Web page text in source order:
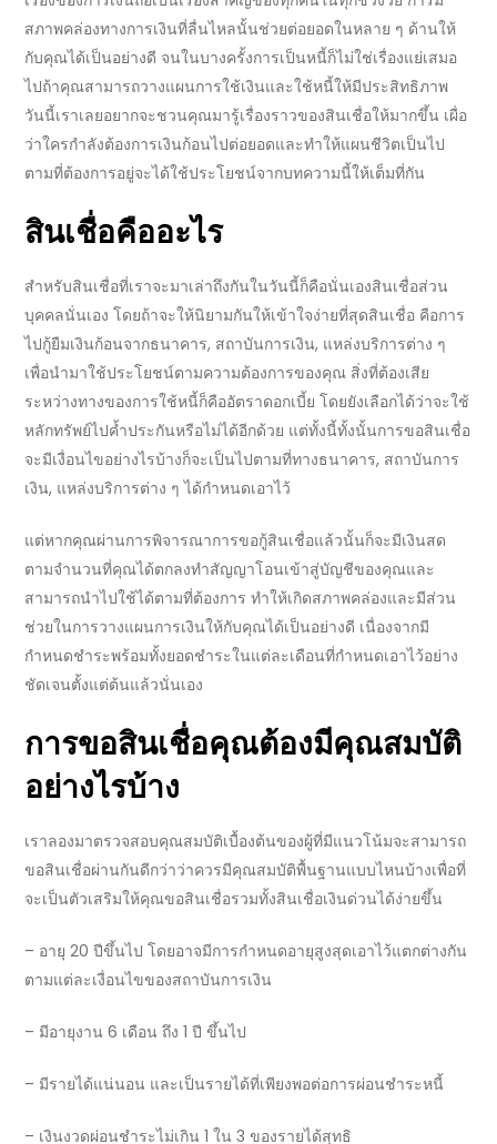
สภาพคล่องทางการเงินที่ลื่นไหลนั้นช่วยต่อยอดในหลาย ๆ ด้านให้
กับคุณได้เป็นอย่างดี จนในบางครั้งการเป็นหนี้ก็ไม่ใช่เรื่องแย่เสมอ
ไปถ้าคุณสามารถวางแผนการใช้เงินและใช้หนี้ให้มีประสิทธิภาพ
วันนี้เราเลยอยากจะชวนคุณมารู้เรื่องราวของสินเชื่อให้มากขึ้น เผื่อ
ว่าใครกำลังต้องการเงินก้อนไปต่อยอดและทำให้แผนชีวิตเป็นไป
ตามที่ต้องการอยู่จะได้ใช้ประโยชน์จากบทความนี้ให้เต็มที่กัน
สินเชื่อคืออะไร
สำหรับสินเชื่อที่เราจะมาเล่าถึงกันในวันนี้ก็คือนั่นเองสินเชื่อส่วน
บุคคลนั่นเอง โดยถ้าจะให้นิยามกันให้เข้าใจง่ายที่สุดสินเชื่อ คือการ
ไปกู้ยืมเงินก้อนจากธนาคาร, สถาบันการเงิน, แหล่งบริการต่าง ๆ
เพื่อนำมาใช้ประโยชน์ตามความต้องการของคุณ สิ่งที่ต้องเสีย
ระหว่างทางของการใช้หนี้ก็คืออัตราดอกเบี้ย โดยยังเลือกได้ว่าจะใช้
หลักทรัพย์ไปค้ำประกันหรือไม่ได้อีกด้วย แต่ทั้งนี้ทั้งนั้นการขอสินเชื่อ
จะมีเงื่อนไขอย่างไรบ้างก็จะเป็นไปตามที่ทางธนาคาร, สถาบันการ
เงิน, แหล่งบริการต่าง ๆ ได้กำหนดเอาไว้
แต่หากคุณผ่านการพิจารณาการขอกู้สินเชื่อแล้วนั้นก็จะมีเงินสด
ตามจำนวนที่คุณได้ตกลงทำสัญญาโอนเข้าสู่บัญชีของคุณและ
สามารถนำไปใช้ได้ตามที่ต้องการ ทำให้เกิดสภาพคล่องและมีส่วน
ช่วยในการวางแผนการเงินให้กับคุณได้เป็นอย่างดี เนื่องจากมี
กำหนดชำระพร้อมทั้งยอดชำระในแต่ละเดือนที่กำหนดเอาไว้อย่าง
ชัดเจนตั้งแต่ต้นแล้วนั่นเอง
การขอสินเชื่อคุณต้องมีคุณสมบัติ
อย่างไรบ้าง
เราลองมาตรวจสอบคุณสมบัติเบื้องต้นของผู้ที่มีแนวโน้มจะสามารถ
ขอสินเชื่อผ่านกันดีกว่าว่าควรมีคุณสมบัติพื้นฐานแบบไหนบ้างเพื่อที่
จะเป็นตัวเสริมให้คุณขอสินเชื่อรวมทั้งสินเชื่อเงินด่วนได้ง่ายขึ้น
– อายุ 20 ปีขึ้นไป โดยอาจมีการกำหนดอายุสูงสุดเอาไว้แตกต่างกัน
ตามแต่ละเงื่อนไขของสถาบันการเงิน
– มีอายุงาน6 เดือน ถึง 1 ปี ขึ้นไป
– มีรายได้แน่นอน และเป็นรายได้ที่เพียงพอต่อการผ่อนชำระหนี้
– เงินงวดผ่อนชำระไม่เกิน 1 ใน 3 ของรายได้สุทธิ